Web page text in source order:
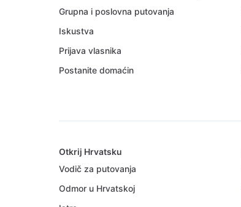
Grupna i poslovna putovanja
Iskustva
Prijava vlasnika
Postanite domaćin
Otkrij Hrvatsku
Vodič za putovanja
Odmor u Hrvatskoj